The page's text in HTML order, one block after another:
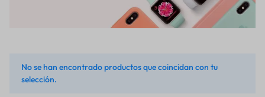
No se han encontrado productos que coincidan con tu
selección.